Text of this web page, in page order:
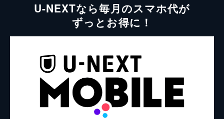
U-NEXTなら毎月のスマホ代が
ずっとお得に！